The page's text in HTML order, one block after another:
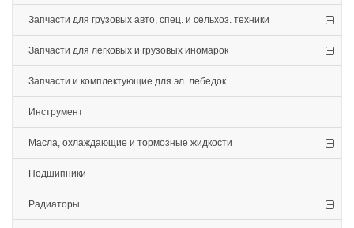
Запчасти для грузовых авто, спец. и сельхоз. техники
Запчасти для легковых и грузовых иномарок
Запчасти и комплектующие для эл. лебедок
Инструмент
Масла, охлаждающие и тормозные жидкости
Подшипники
Радиаторы